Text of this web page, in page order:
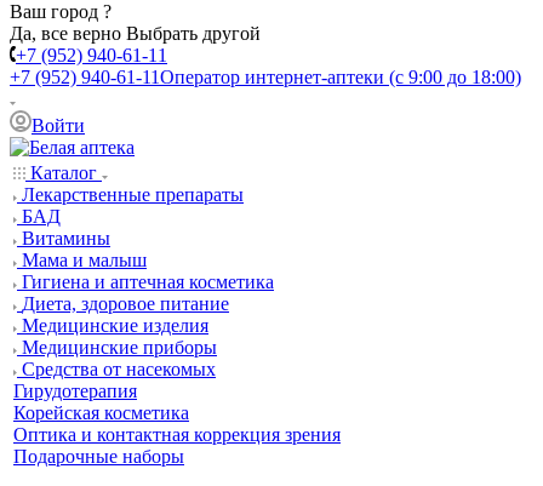
Ваш город ?
Да, все верно Выбрать другой
+7 (952) 940-61-11
+7 (952) 940-61-11Оператор интернет-аптеки (с 9:00 до 18:00)
Войти
Каталог
Лекарственные препараты
БАД
Витамины
Мама и малыш
Гигиена и аптечная косметика
Диета, здоровое питание
Медицинские изделия
Медицинские приборы
Средства от насекомых
Гирудотерапия
Корейская косметика
Оптика и контактная коррекция зрения
Подарочные наборы